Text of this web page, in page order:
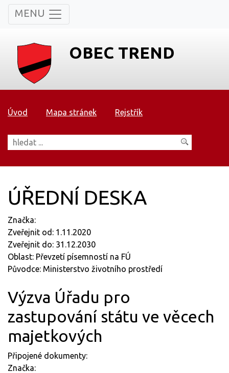
MENU
OBEC TREND
Úvod Mapa stránek Rejstřík
ÚŘEDNÍ DESKA
Značka:
Zveřejnit od: 1.11.2020
Zveřejnit do: 31.12.2030
Oblast: Převzetí písemností na FÚ
Původce: Ministerstvo životního prostředí
Výzva Úřadu pro
zastupování státu ve věcech
majetkových
Připojené dokumenty:
Značka: